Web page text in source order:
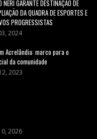
NERI GARANTE DESTINAÇÃO DE
DA QUADRA DE ESPORTES E
PROGRESSISTAS
2024
Acrelândia: marco para o
da comunidade
2023
2026